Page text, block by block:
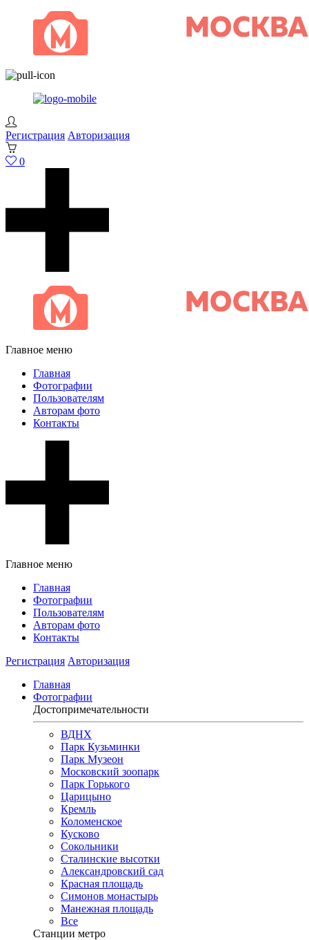
Регистрация Авторизация
0
Главное меню
Главная
Фотографии
Пользователям
Авторам фото
Контакты
Главное меню
Главная
Фотографии
Пользователям
Авторам фото
Контакты
Регистрация Авторизация
Главная
Фотографии
Достопримечательности
ВДНХ
Парк Кузьминки
Парк Музеон
Московский зоопарк
Парк Горького
Царицыно
Кремль
Коломенское
Кусково
Сокольники
Сталинские высотки
Александровский сад
Красная площадь
Симонов монастырь
Манежная площадь
Все
Станции метро